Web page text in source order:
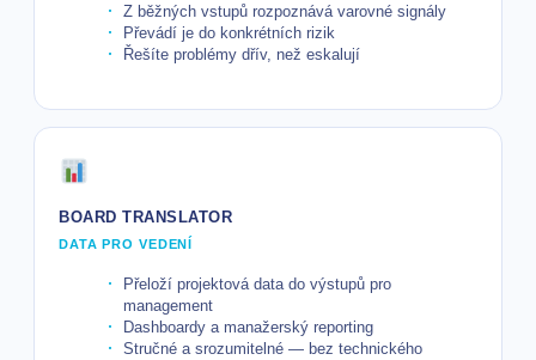
Z běžných vstupů rozpoznává varovné signály
Převádí je do konkrétních rizik
Řešíte problémy dřív, než eskalují
BOARD TRANSLATOR
DATA PRO VEDENÍ
Přeloží projektová data do výstupů pro
management
Dashboardy a manažerský reporting
Stručné a srozumitelné — bez technického